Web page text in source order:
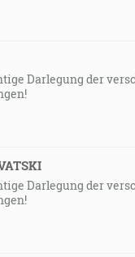
Darlegung der
Darlegung der